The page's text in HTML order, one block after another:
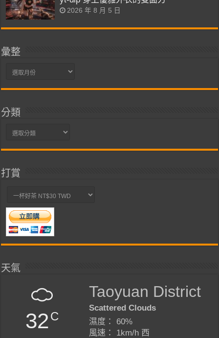
2026 年 8 月 5 日
彙整
彙
分類
分
打賞
天氣
32C
Taoyuan District
Scattered Clouds
濕度： 60%
風速： 1km/h 西